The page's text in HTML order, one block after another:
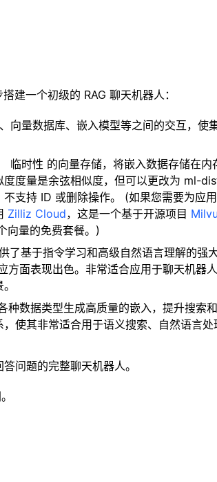
建一个初级的 RAG 聊天机器人：
向量数据库、嵌入模型等之间的交互，使
临时性 的向量存储，将嵌入数据存储在内
度量是余弦相似度，但可以更改为 ml-
支持 ID 或删除操作。 (如果您需要为应
Zilliz Cloud，这是一个基于开源项目
向量的免费套餐。)
了基于指令学习和高级自然语言理解的强大
面表现出色。非常适合应用于聊天机器
种数据类型生成高质量的嵌入，提升搜索
使其非常适合用于语义搜索、自然语言处
问题的完整聊天机器人。